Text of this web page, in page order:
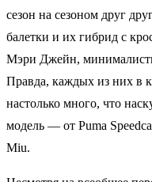
сезон на сезоном друг
балетки и их гибрид с
Мэри Джейн,
Правда, каждых из них в
настолько много, что
модель — от Puma
Miu.